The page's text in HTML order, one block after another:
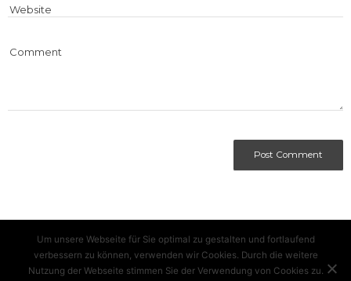
Um unsere Webseite für Sie optimal zu gestalten und fortlaufend
verbessern zu können, verwenden wir Cookies. Durch die weitere
Nutzung der Webseite stimmen Sie der Verwendung von Cookies zu.